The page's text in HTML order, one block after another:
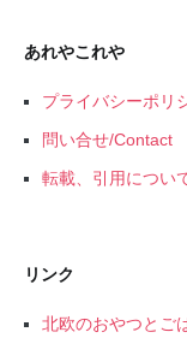
あれやこれや
プライバシーポリ
問い合せ/Contact
転載、引用につい
リンク
北欧のおやつとご